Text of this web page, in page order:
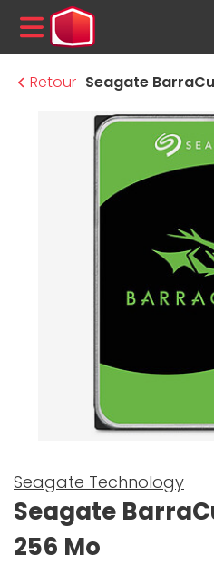
MENU
Retour Seagate
Seagate Technology
Seagate
256 Mo